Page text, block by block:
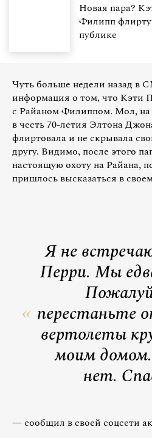
Новая пара?
Филипп
публике
Чуть больше недели назад в
информация о том, что Кэти
с Райаном Филиппом. Мол,
в честь 70-летия Элтона
флиртовала и не скрывала
другу. Видимо, после этого
настоящую охоту на Райана,
пришлось высказаться в
Я не
Перри. Мы
перестаньте
вертолеты
моим домом.
нет.
— сообщил в своей соцсети